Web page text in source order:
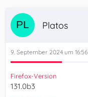
Platos
9. September 2024 um 16:56
Firefox-Version
131.0b3